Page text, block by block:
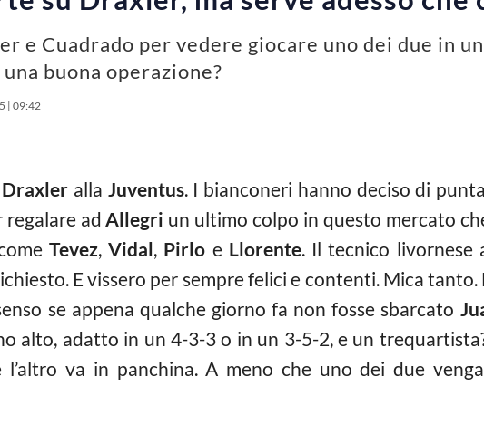
e Cuadrado per vedere giocare uno dei due in
buona operazione?
| 09:42
Draxler alla Juventus. I bianconeri hanno deciso di
adAllegri un ultimo colpo in questo mercato
Tevez,Vidal, Pirlo e Llorente. Il tecnico livornese
E vissero per sempre felici e contenti. Mica tanto.
se appena qualche giorno fa non fosse sbarcato
alto, adatto in un 4-3-3 o in un 3-5-2, e un
l’altro va in panchina. A meno che uno dei due